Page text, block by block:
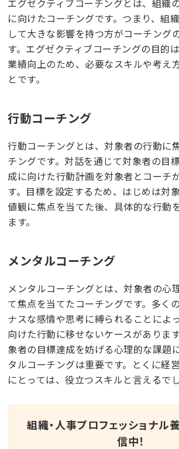
エグゼクティブコーチングとは、組織
に向けたコーチングです。つまり、組
して大きな影響を持つ方がコーチング
す。エグゼクティブコーチングの目的
業績向上のため、必要なスキルや考え
とです。
行動コーチング
行動コーチングとは、対象者の行動に
チングです。対話を通じて対象者の目
成に向けた行動計画を対象者とコーチ
す。目標を設定するため、はじめは対
値観に焦点を当てた後、具体的な行動
ます。
メンタルコーチング
メンタルコーチングとは、対象者の心
て焦点を当てたコーチングです。多く
ナスな感情や思考に縛られることによ
向けた行動に移せないケースがありま
象者の目標達成を妨げる心理的な課題
タルコーチングは重要です。とくに経
にとっては、役立つスキルと言えるでし
組織・人事プロフェッショナル
信中！